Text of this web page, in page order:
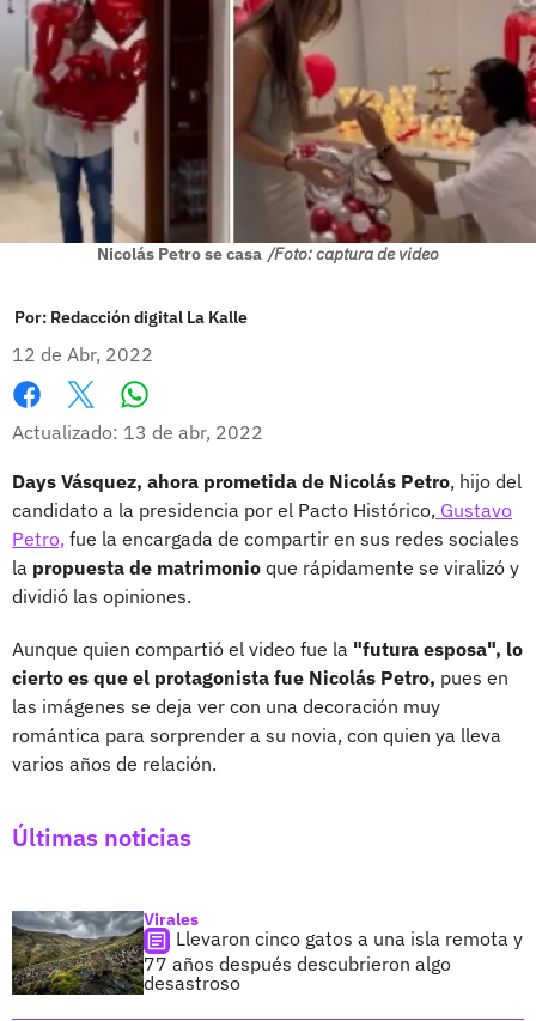
Nicolás Petro se casa /Foto: captura de video
Por: Redacción digital La Kalle
12 de Abr, 2022
Facebook
X
Actualizado: 13 de abr, 2022
Days Vásquez, ahora prometida de Nicolás Petro, hijo del
candidato a la presidencia por el Pacto Histórico, Gustavo
Petro, fue la encargada de compartir en sus redes sociales
la propuesta de matrimonio que rápidamente se viralizó y
dividió las opiniones.
Aunque quien compartió el video fue la "futura esposa", lo
cierto es que el protagonista fue Nicolás Petro, pues en
las imágenes se deja ver con una decoración muy
romántica para sorprender a su novia, con quien ya lleva
varios años de relación.
Últimas noticias
Virales
Llevaron cinco gatos a una isla remota y
77 años después descubrieron algo
desastroso